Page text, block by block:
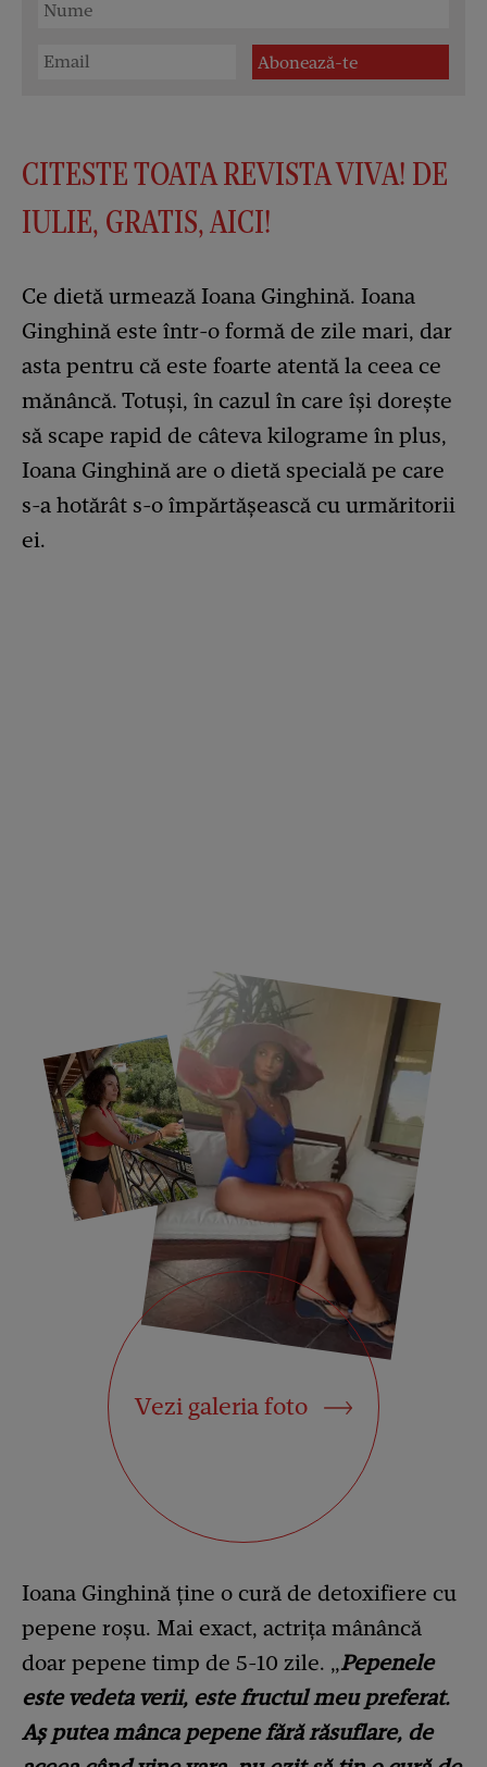
CITESTE TOATA REVISTA VIVA! DE
IULIE, GRATIS, AICI!
Ce dietă urmează Ioana Ginghină. Ioana
Ginghină este într-o formă de zile mari, dar
asta pentru că este foarte atentă la ceea ce
mănâncă. Totuși, în cazul în care își dorește
să scape rapid de câteva kilograme în plus,
Ioana Ginghină are o dietă specială pe care
s-a hotărât s-o împărtășească cu urmăritorii
ei.
Vezi galeria foto
Ioana Ginghină ține o cură de detoxifiere cu
pepene roșu. Mai exact, actrița mânâncă
doar pepene timp de 5-10 zile. „Pepenele
este vedeta verii, este fructul meu preferat.
Aș putea mânca pepene fără răsuflare, de